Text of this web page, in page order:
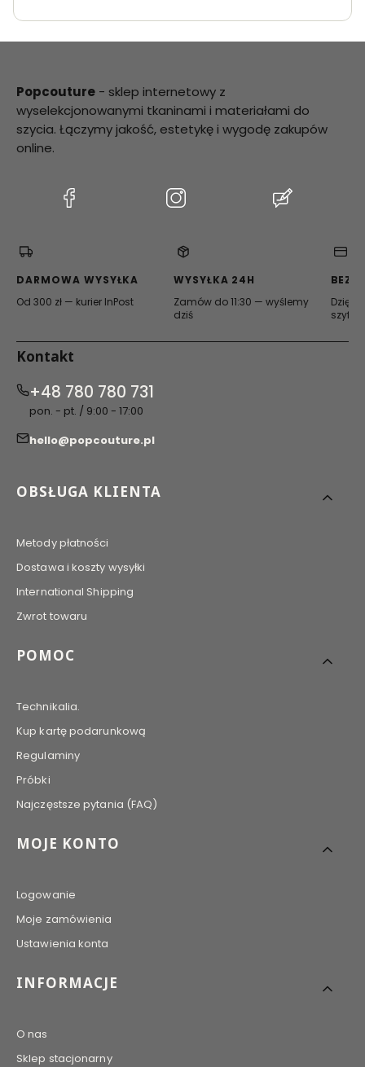
Popcouture - sklep internetowy z
wyselekcjonowanymi tkaninami i materiałami do
szycia. Łączymy jakość, estetykę i wygodę zakupów
online.
karcie)
(Otwiera
nowej
karcie)
(Otwiera
karcie)
DARMOWA WYSYŁKA
Od 300 zł — kurier InPost
WYSYŁKA 24H
Zamów do 11:30 — wyślemy
dziś
Dzięki
Kontakt
+48 780 780 731
pon. - pt. / 9:00 - 17:00
hello@popcouture.pl
Linki w stopce
OBSŁUGA KLIENTA
Metody płatności
Dostawa i koszty wysyłki
International Shipping
Zwrot towaru
POMOC
Technikalia.
Kup kartę podarunkową
Regulaminy
Próbki
Najczęstsze pytania (FAQ)
MOJE KONTO
Logowanie
Moje zamówienia
Ustawienia konta
INFORMACJE
O nas
Sklep stacjonarny